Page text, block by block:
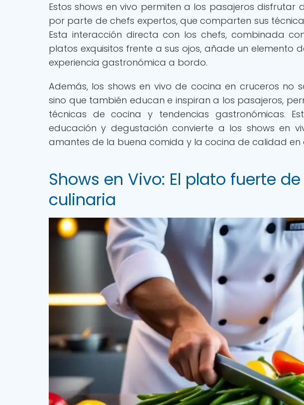
Estos shows en vivo permiten a los pasajeros
por parte de chefs expertos, que comparten sus
Esta interacción directa con los chefs, combinada
platos exquisitos frente a sus ojos, añade un elemento
experiencia gastronómica a bordo.
Además, los shows en vivo de cocina en cruceros no
sino que también educan e inspiran a los pasajeros,
técnicas de cocina y tendencias gastronómicas.
educación y degustación convierte a los shows en
amantes de la buena comida y la cocina de calidad en
Shows en Vivo: El plato fuerte
culinaria